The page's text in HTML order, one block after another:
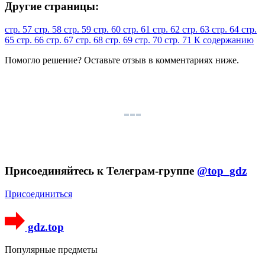
Другие страницы:
стр. 57 стр. 58 стр. 59 стр. 60 стр. 61 стр. 62 стр. 63 стр. 64 стр.
65 стр. 66 стр. 67 стр. 68 стр. 69 стр. 70 стр. 71 К содержанию
Помогло решение? Оставьте отзыв в комментариях ниже.
Присоединяйтесь к Телеграм-группе @top_gdz
Присоединиться
gdz.top
Популярные предметы